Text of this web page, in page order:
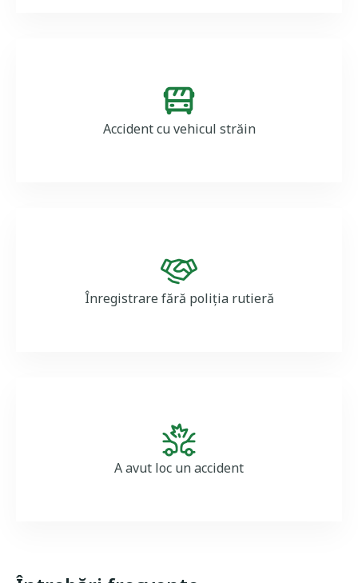
Image
Accident cu vehicul străin
Image
Înregistrare fără poliția rutieră
Image
A avut loc un accident